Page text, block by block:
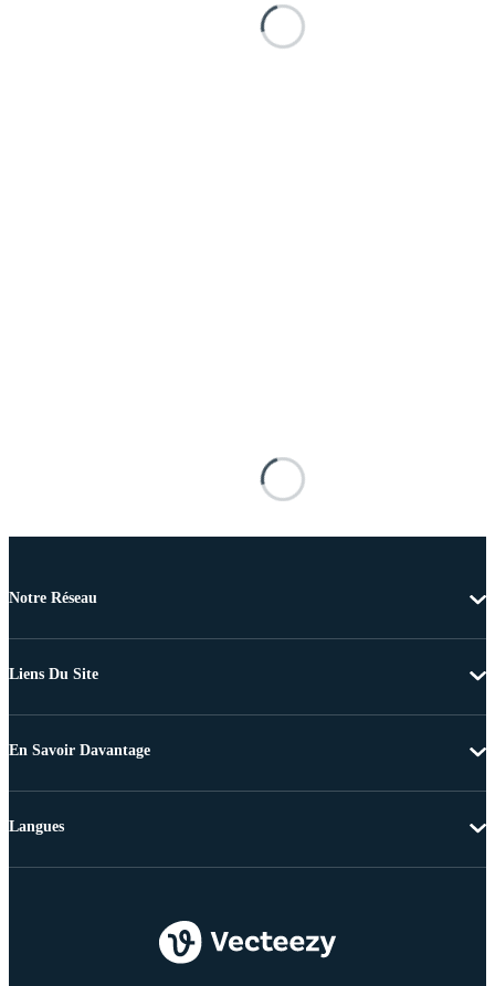
Notre Réseau
Liens Du Site
En Savoir Davantage
Langues